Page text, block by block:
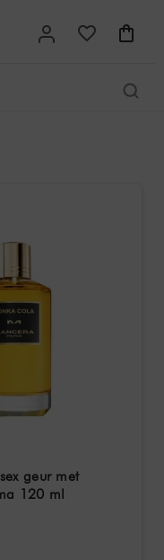
geur met
120 ml